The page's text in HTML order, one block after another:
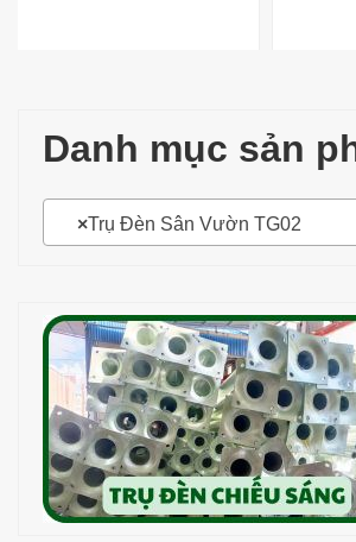
Danh mục sản
×Trụ Đèn Sân Vườn TG02